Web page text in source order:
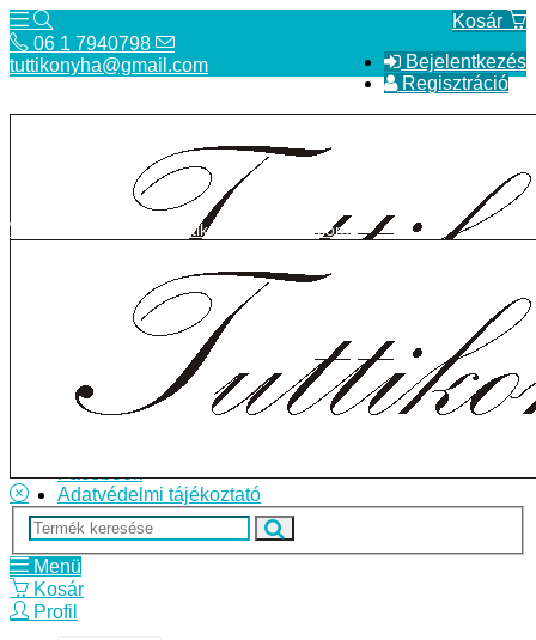
Kosár
Bejelentkezés
Regisztráció
06 1 7940798
tuttikonyha@gmail.com
Telefon
Szállítás
Facebook
Adatvédelmi tájékoztató
tuttikonyha@gmail.com
Menü
Kosár
Profil